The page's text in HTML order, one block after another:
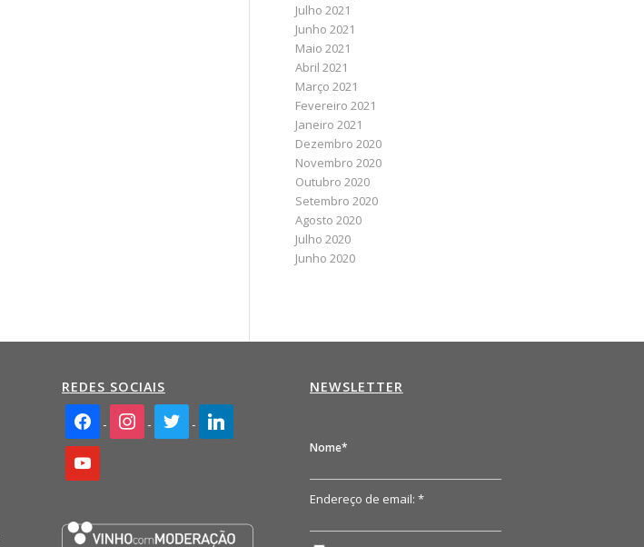
Julho 2021
Junho 2021
Maio 2021
Abril 2021
Março 2021
Fevereiro 2021
Janeiro 2021
Dezembro 2020
Novembro 2020
Outubro 2020
Setembro 2020
Agosto 2020
Julho 2020
Junho 2020
REDES SOCIAIS
facebook2instagramtwitter linkedin
youtube
NEWSLETTER
Nome*
Endereço de email: *